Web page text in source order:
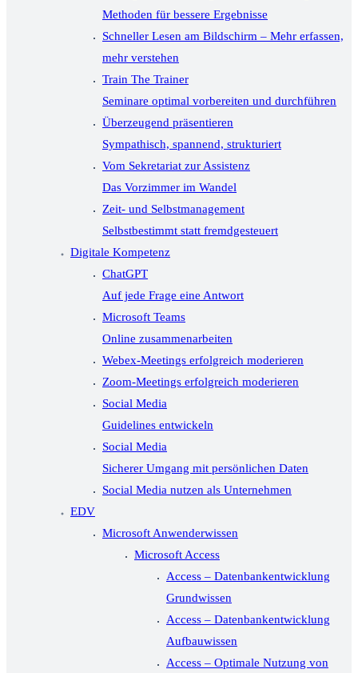
Methoden für bessere Ergebnisse
Schneller Lesen am Bildschirm – Mehr erfassen,
mehr verstehen
Train The Trainer
Seminare optimal vorbereiten und durchführen
Überzeugend präsentieren
Sympathisch, spannend, strukturiert
Vom Sekretariat zur Assistenz
Das Vorzimmer im Wandel
Zeit- und Selbstmanagement
Selbstbestimmt statt fremdgesteuert
Digitale Kompetenz
ChatGPT
Auf jede Frage eine Antwort
Microsoft Teams
Online zusammenarbeiten
Webex-Meetings erfolgreich moderieren
Zoom-Meetings erfolgreich moderieren
Social Media
Guidelines entwickeln
Social Media
Sicherer Umgang mit persönlichen Daten
Social Media nutzen als Unternehmen
EDV
Microsoft Anwenderwissen
Microsoft Access
Access – Datenbankentwicklung
Grundwissen
Access – Datenbankentwicklung
Aufbauwissen
Access – Optimale Nutzung von